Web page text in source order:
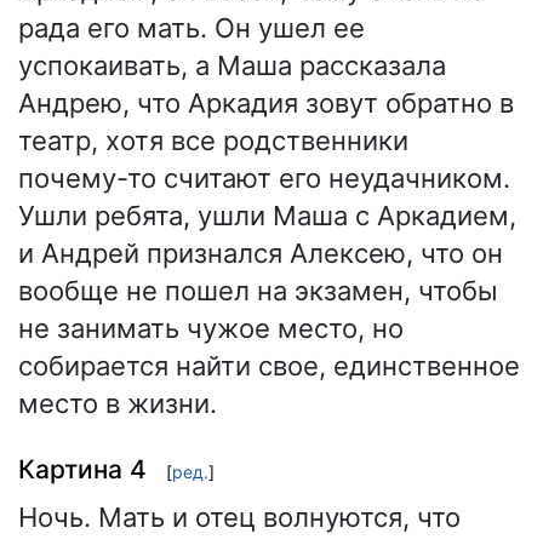
рада его мать. Он ушел ее
успокаивать, а Маша рассказала
Андрею, что Аркадия зовут обратно в
театр, хотя все родственники
почему-то считают его неудачником.
Ушли ребята, ушли Маша с Аркадием,
и Андрей признался Алексею, что он
вообще не пошел на экзамен, чтобы
не занимать чужое место, но
собирается найти свое, единственное
место в жизни.
Картина 4 [ред.]
Ночь. Мать и отец волнуются, что